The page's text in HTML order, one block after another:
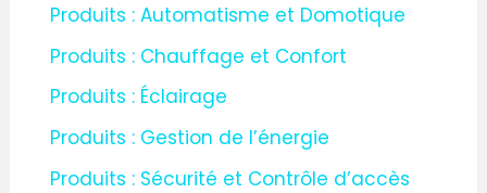
Produits : Automatisme et Domotique
Produits : Chauffage et Confort
Produits : Éclairage
Produits : Gestion de l’énergie
Produits : Sécurité et Contrôle d’accès